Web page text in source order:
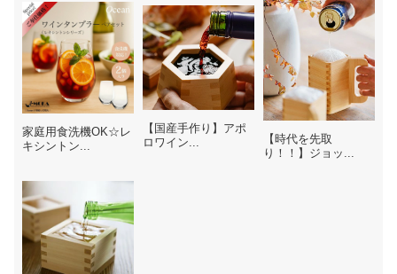
家庭用食洗機OK☆レ
キシントン...
【国産手作り】アポ
ロワイン...
【時代を先取
り！！】ジョッ...